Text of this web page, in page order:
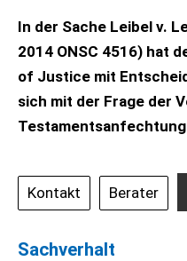
In der Sache Leibel v.
2014 ONSC 4516) hat
of Justice mit
sich mit der Frage der
Kontakt Berater
Sachverhalt